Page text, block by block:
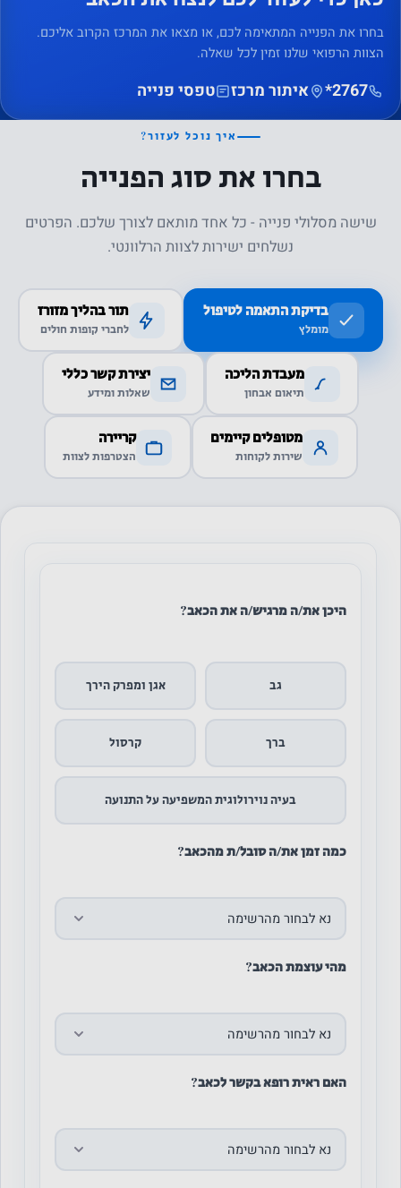
בחרו את הפנייה המתאימה לכם, או מצאו את המרכז הקרוב אליכם.
הצוות הרפואי שלנו זמין לכל שאלה.
‎*2767 איתור מרכז טפסי פנייה
איך נוכל לעזור?
בחרו את סוג הפנייה
שישה מסלולי פנייה - כל אחד מותאם לצורך שלכם. הפרטים
נשלחים ישירות לצוות הרלוונטי.
בדיקת התאמה לטיפול
מומלץ
תור בהליך מזורז
לחברי קופות חולים
מעבדת הליכה
תיאום אבחון
יצירת קשר כללי
שאלות ומידע
מטופלים קיימים
שירות לקוחות
קריירה
הצטרפות לצוות
היכן את/ה מרגיש/ה את הכאב?
גב אגן ומפרק הירך
ברך קרסול
בעיה נוירולוגית המשפיעה על התנועה
כמה זמן את/ה סובל/ת מהכאב?
מהי עוצמת הכאב?
האם ראית רופא בקשר לכאב?